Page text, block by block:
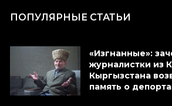
ПОПУЛЯРНЫЕ СТАТЬИ
«Изгнанные»:
журналистки из
Кыргызстана
память о